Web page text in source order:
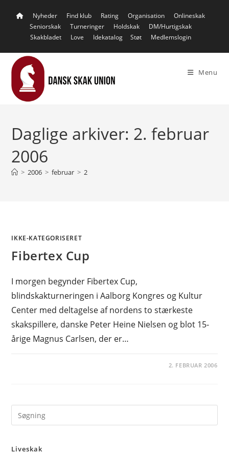
Nyheder Find klub Rating Organisation
Onlineskak
Seniorskak
Turneringer Holdskak
DM/Hurtigskak
Skakbladet
Love Idekatalog Støt Medlemslogin
Menu
Daglige arkiver: 2. februar
2006
> 2006 > februar > 2
IKKE-KATEGORISERET
Fibertex Cup
I morgen begynder Fibertex Cup,
blindskakturneringen i Aalborg Kongres og Kultur
Center med deltagelse af nordens to stærkeste
skakspillere, danske Peter Heine Nielsen og blot 15-
årige Magnus Carlsen, der er…
2. FEBRUAR 2006
Liveskak